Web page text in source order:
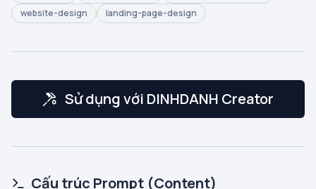
website-design
landing-page-design
Sử dụng với DINHDANH Creator
Cấu trúc Prompt (Content)